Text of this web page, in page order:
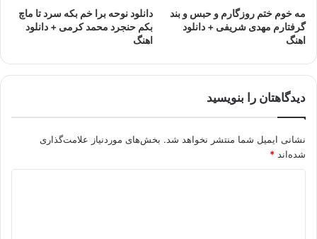
مه خوم ختم روزگارم و حبس و بند
گرفتارم مهدی شریفی + دانلود
اهنگ
دانلود نوحه برا خم بکه سرد تا ماچ
بکم حنجرد محمد کرمی + دانلود
اهنگ
دیدگاهتان را بنویسید
نشانی ایمیل شما منتشر نخواهد شد. بخش‌های موردنیاز علامت‌گذاری
شده‌اند *